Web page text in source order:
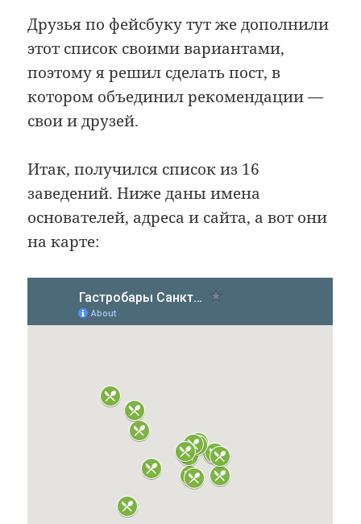
Друзья по фейсбуку тут же дополнили
этот список своими вариантами,
поэтому я решил сделать пост, в
котором объединил рекомендации —
свои и друзей.
Итак, получился список из 16
заведений. Ниже даны имена
основателей, адреса и сайта, а вот они
на карте: